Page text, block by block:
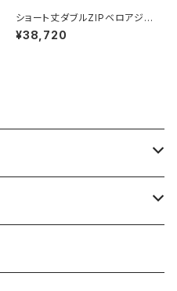
ショート丈ダブルZIPベロアジャ
ージパーカー
¥38,720